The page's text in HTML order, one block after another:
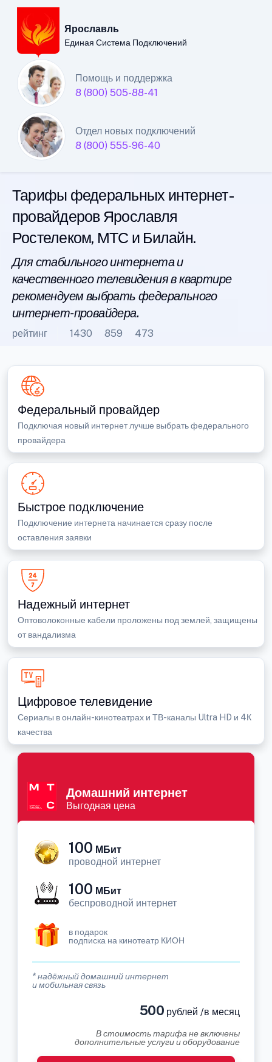
Ярославль
Единая Система Подключений
Помощь и поддержка
8 (800) 505-88-41
Отдел новых подключений
8 (800) 555-96-40
Ярославский филиал
Единой Системы
Подключений
интернета
Тарифы федеральных интернет-
провайдеров Ярославля
Ростелеком, МТС и Билайн.
Для стабильного интернета и
качественного телевидения в квартире
рекомендуем выбрать федерального
интернет-провайдера.
рейтинг 1430 859 473
Федеральный провайдер
Подключая новый интернет лучше выбрать федерального
провайдера
Быстрое подключение
Подключение интернета начинается сразу после
оставления заявки
Надежный интернет
Оптоволоконные кабели проложены под землей, защищены
от вандализма
Цифровое телевидение
Сериалы в онлайн-кинотеатрах и ТВ-каналы Ultra HD и 4К
качества
Домашний интернет
Выгодная цена
100 МБит
проводной интернет
100 МБит
беспроводной интернет
в подарок
подписка на кинотеатр КИОН
* надёжный домашний интернет
и мобильная связь
500 рублей /в месяц
В стоимость тарифа не включены
дополнительные услуги и оборудование